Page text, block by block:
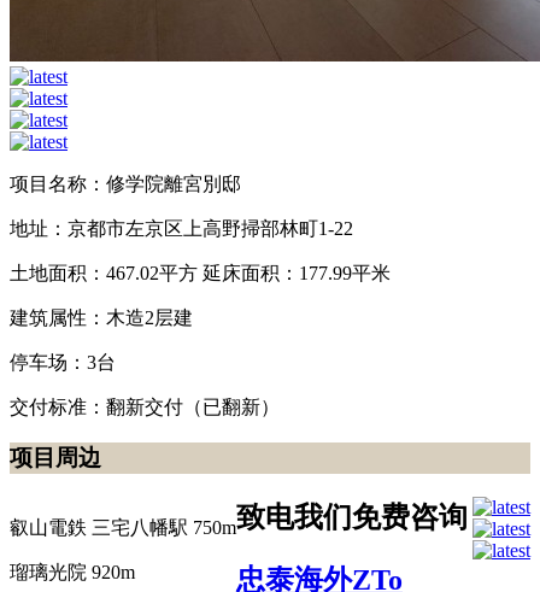
项目名称：修学院離宮別邸
地址：京都市左京区上高野掃部林町1-22
土地面积：467.02平方 延床面积：177.99平米
建筑属性：木造2层建
停车场：3台
交付标准：翻新交付（已翻新）
项目周边
叡山電鉄 三宅八幡駅 750m
瑠璃光院 920m
致电我们免费咨询
忠泰海外ZTo